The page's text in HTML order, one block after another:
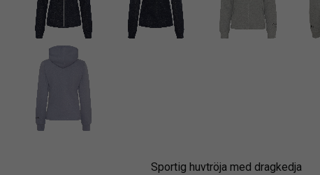
Sportig huvtröja med dragkedja